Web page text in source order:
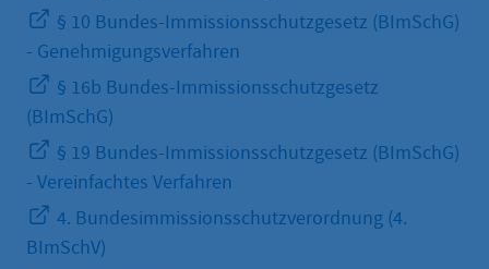
§ 10 Bundes-Immissionsschutzgesetz (BImSchG)
- Genehmigungsverfahren
§ 16b Bundes-Immissionsschutzgesetz
(BImSchG)
§ 19 Bundes-Immissionsschutzgesetz (BImSchG)
- Vereinfachtes Verfahren
4. Bundesimmissionsschutzverordnung (4.
BImSchV)